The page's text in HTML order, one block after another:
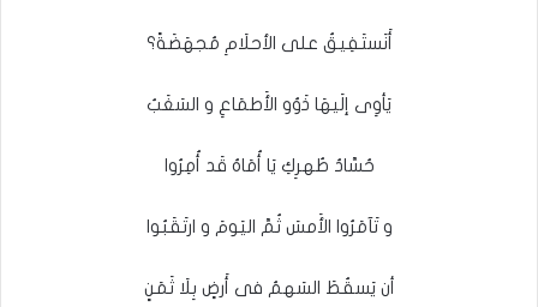
أَنَستَفِيقُ على الأحلَامِ مُجهَضَةً؟
يَأوِى إلَيهَا ذَوُو الأَطمَاعِ و السَغَبُ
حُسَّادُ طُهرِكِ يَا أُمَاهُ قَد أُمِرُوا
و تَآمَرُوا الأَمسَ ثُمَّ اليَومَ و ارتَقَبُوا
أن يَسقُطَ السَهمُ فى أَرضٍ بِلَا ثَمَنٍ